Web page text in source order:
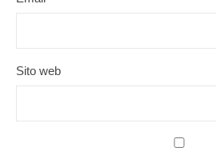
Sito web